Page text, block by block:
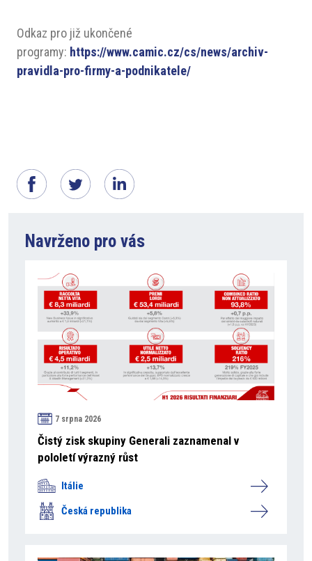
Odkaz pro již ukončené
programy: https://www.camic.cz/cs/news/archiv-
pravidla-pro-firmy-a-podnikatele/
Navrženo pro vás
7 srpna 2026
Čistý zisk skupiny Generali zaznamenal v
pololetí výrazný růst
Itálie
Česká republika